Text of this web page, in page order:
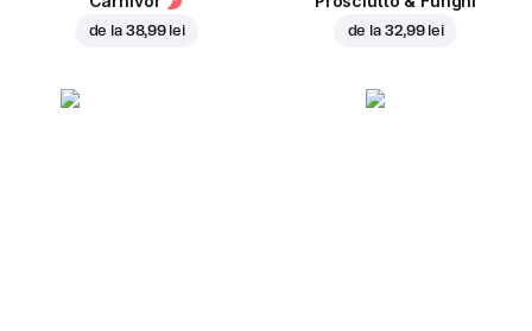
de la 38,99 lei de la 32,99 lei